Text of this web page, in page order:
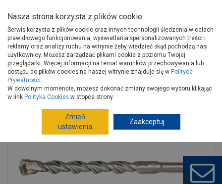
Strona główna Narzędzia
Elektronarzędzia, osprzęt
Akcesoria do elektronarzędzi
Wiertła, dłuta
Wiertło sds-plus 16x210 mm Perfect s-71163 STALCO
Nasza strona korzysta z plików cookie
Serwis korzysta z plików cookie oraz innych technologii śledzenia w celach
prawidłowego funkcjonowania, wyświetlania spersonalizowanych treści i
reklamy oraz analizy ruchu na witrynie żeby wiedzieć skąd pochodzą nasi
użytkownicy. Możesz zarządzać plikami cookie z poziomu Twojej
przeglądarki. Więcej informacji na temat warunków przechowywania lub
dostępu do plików cookies na naszej witrynie znajduje się w Polityce
Prywatności.
W dowolnym momencie, możesz dokonać zmiany swojego wyboru klikając
w link Polityka Cookies w stopce strony.
Zmień
ustawienia
Zaakceptuj